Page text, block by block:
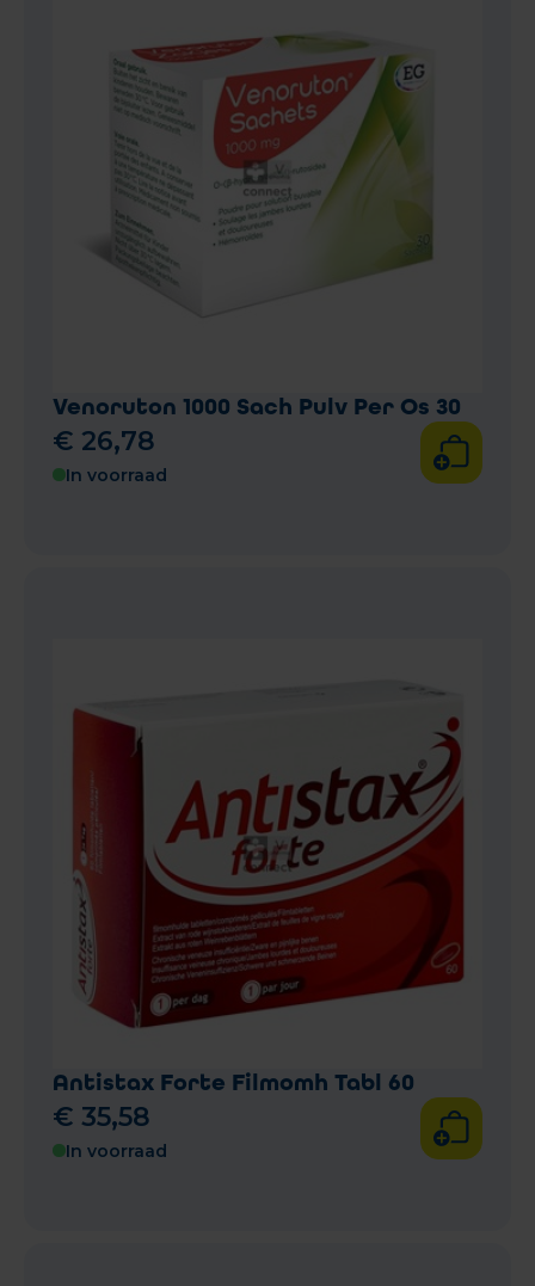
Venoruton 1000 Sach Pulv Per Os 30
€ 26,78
In voorraad
Antistax Forte Filmomh Tabl 60
€ 35,58
In voorraad